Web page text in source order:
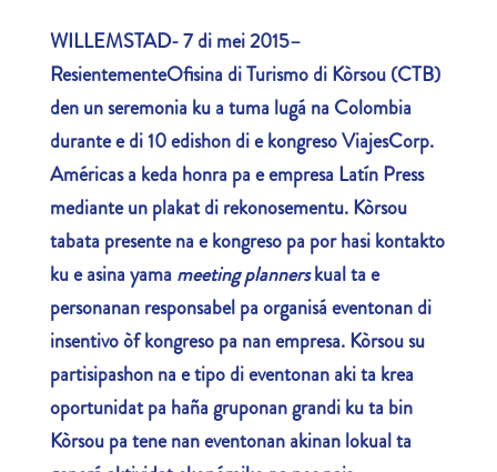
WILLEMSTAD- 7 di mei 2015–
ResientementeOfisina di Turismo di Kòrsou (CTB)
den un seremonia ku a tuma lugá na Colombia
durante e di 10 edishon di e kongreso ViajesCorp.
Américas a keda honra pa e empresa Latín Press
mediante un plakat di rekonosementu. Kòrsou
tabata presente na e kongreso pa por hasi kontakto
ku e asina yama meeting plannerskual ta e
personanan responsabel pa organisá eventonan di
insentivo òf kongreso pa nan empresa. Kòrsou su
partisipashon na e tipo di eventonan aki ta krea
oportunidat pa haña gruponan grandi ku ta bin
Kòrsou pa tene nan eventonan akinan lokual ta